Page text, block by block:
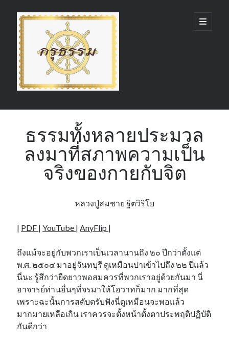
กรุ
ธรรม
(GruDhamma.com)
open
primary
Sidebar
Recent Comments
ธรรมทั้งหลายประมวล
ลงมาที่สภาพความเป็น
จริงของกายกับจิต
หลวงปู่สมชาย ฐิตวิริโย
| PDF |YouTube |AnyFlip |
ถึงแม้จะอยู่กับพวกเราเป็นเวลานานถึง ๒๐ ปีกว่าตั้งแต่
พ.ศ. ๒๕๐๔ มาอยู่จันทบุรี ดูเหมือนปาเข้าไปถึง ๒๒ ปีแล้ว
นี่นะ รู้สึกว่ายืดยาวพอสมควรที่พวกเราอยู่ด้วยกันมา นี่
อาจารย์ท่านอื่นๆที่จรมาให้โอวาทก็มาก มากที่สุด
เพราะฉะนั้นการสดับตรับฟังนี่ดูเหมือนจะพอแล้ว
มากมายเหลือเกิน เราควรจะตั้งหน้าตั้งตาประพฤติปฏิบัติ
กันดีกว่า